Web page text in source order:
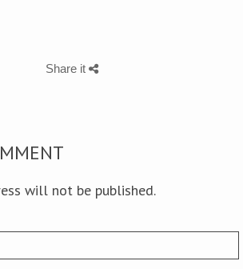
Share it
will not be published.